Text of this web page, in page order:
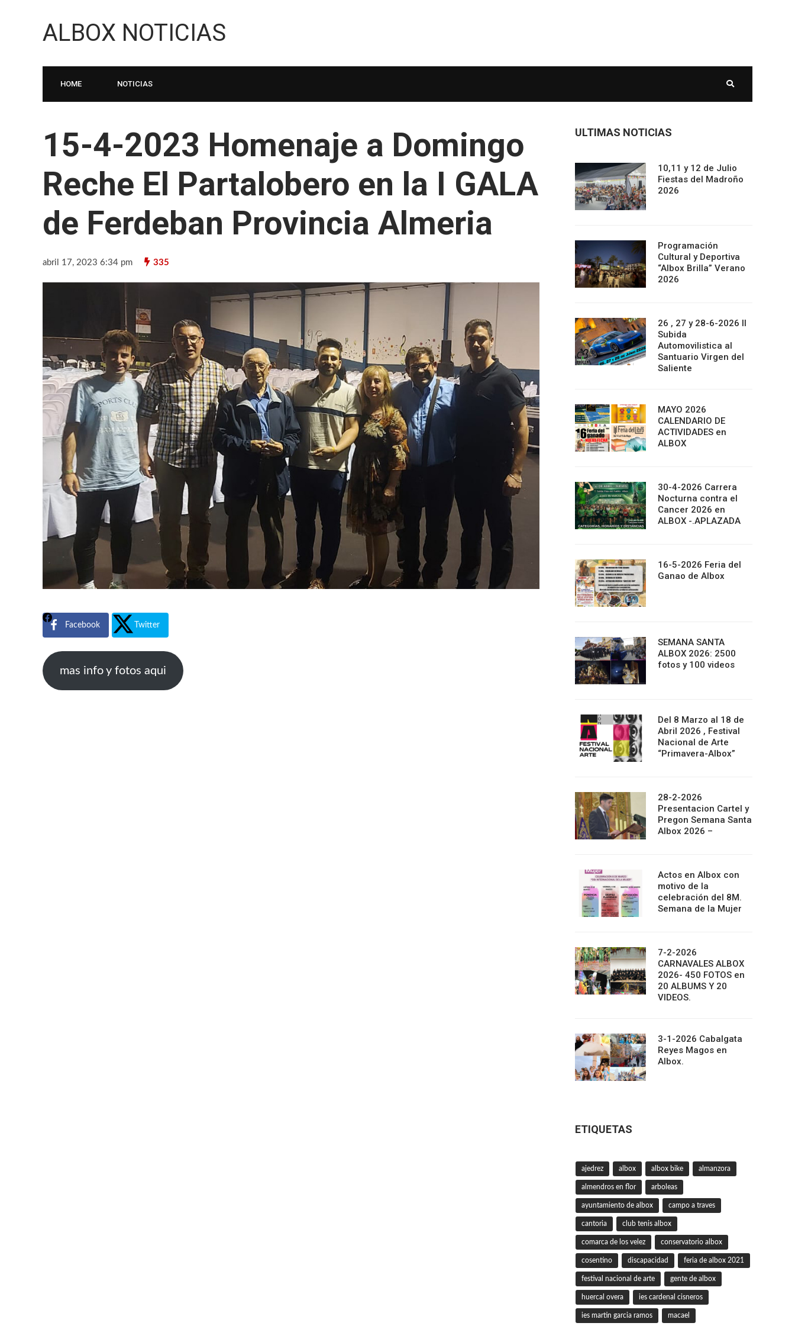
ALBOX NOTICIAS
HOME NOTICIAS
15-4-2023 Homenaje a Domingo
Reche El Partalobero en la I GALA
de Ferdeban Provincia Almeria
abril 17, 2023 6:34 pm 335
Facebook Twitter
mas info y fotos aqui
ULTIMAS NOTICIAS
10,11 y 12 de Julio
Fiestas del Madroño
2026
Programación
Cultural y Deportiva
“Albox Brilla” Verano
2026
26 , 27 y 28-6-2026 II
Subida
Automovilistica al
Santuario Virgen del
Saliente
MAYO 2026
CALENDARIO DE
ACTIVIDADES en
ALBOX
30-4-2026 Carrera
Nocturna contra el
Cancer 2026 en
ALBOX -.APLAZADA
16-5-2026 Feria del
Ganao de Albox
SEMANA SANTA
ALBOX 2026: 2500
fotos y 100 videos
Del 8 Marzo al 18 de
Abril 2026 , Festival
Nacional de Arte
“Primavera-Albox”
28-2-2026
Presentacion Cartel y
Pregon Semana Santa
Albox 2026 –
Actos en Albox con
motivo de la
celebración del 8M.
Semana de la Mujer
7-2-2026
CARNAVALES ALBOX
2026- 450 FOTOS en
20 ALBUMS Y 20
VIDEOS.
3-1-2026 Cabalgata
Reyes Magos en
Albox.
ETIQUETAS
ajedrez albox albox bike almanzora
almendros en flor arboleas
ayuntamiento de albox campo a traves
cantoria club tenis albox
comarca de los velez conservatorio albox
cosentino discapacidad feria de albox 2021
festival nacional de arte gente de albox
huercal overa ies cardenal cisneros
ies martin garcia ramos macael